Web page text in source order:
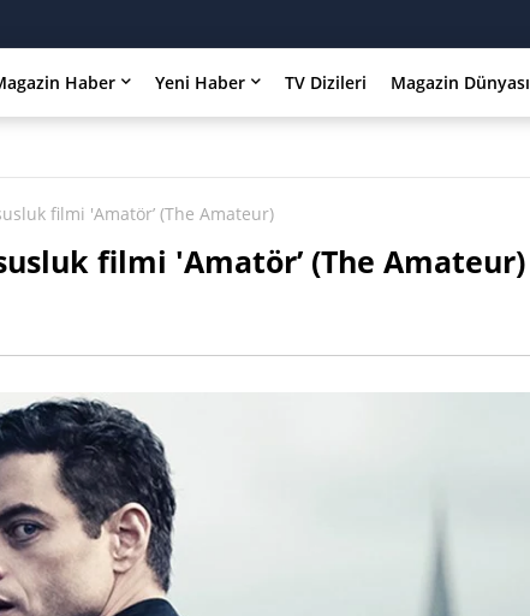
Haber Yeni Haber TV Dizileri Magazin Dünyası
filmi 'Amatör’ (The Amateur)
filmi 'Amatör’ (The Amateur)